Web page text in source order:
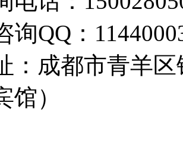
询QQ：
：成都市青羊
馆）